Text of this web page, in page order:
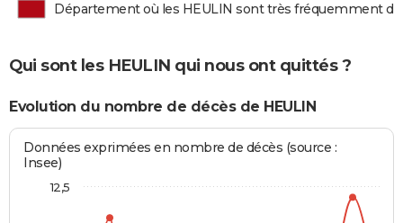
Département où les HEULIN sont très fréquemment
Qui sont les HEULIN qui nous ont quittés ?
Evolution du nombre de décès de HEULIN
Données exprimées en nombre de décès (source :
Insee)
12,5